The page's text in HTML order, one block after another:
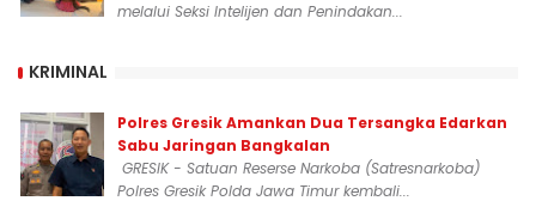
melalui Seksi Intelijen dan Penindakan...
KRIMINAL
Polres Gresik Amankan Dua Tersangka Edarkan
Sabu Jaringan Bangkalan
GRESIK - Satuan Reserse Narkoba (Satresnarkoba)
Polres Gresik Polda Jawa Timur kembali...